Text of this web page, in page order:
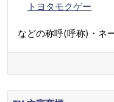
トヨタモクゲー
などの称呼(呼称)・ネ